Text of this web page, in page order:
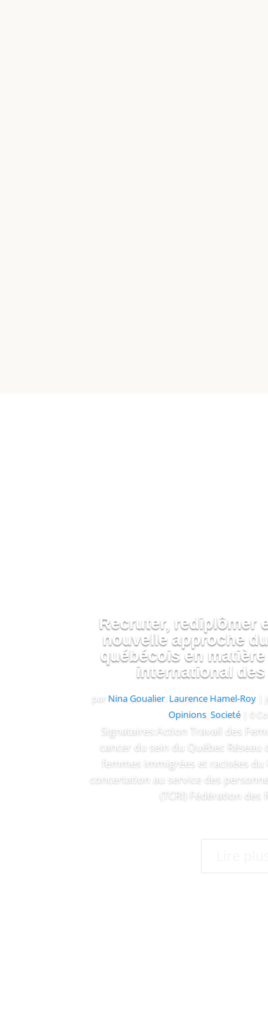
Recruter, rediplômer
nouvelle approche
québécois en
international
par Nina Goualier, Laurence Hamel-Roy|
Opinions ,Societé | 0
Signataires:Action Travail des
cancer du sein du Québec
femmes immigrées et racisées du
concertation au service des
(TCRI) Fédération des